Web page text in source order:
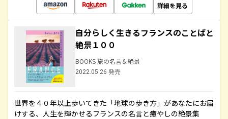
詳細を見る
自分らしく生きるフランスのことばと
絶景１００
BOOKS 旅の名言＆絶景
2022.05.26 発売
世界を４０年以上歩いてきた「地球の歩き方」があなたにお届
けする、人生を輝かせるフランスの名言と癒やしの絶景集